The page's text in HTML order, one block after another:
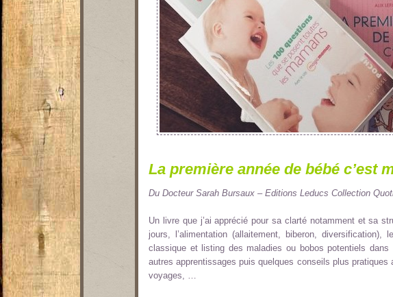
La première année de bébé c’est
Du Docteur Sarah Bursaux – Editions Leducs Collection
Un livre que j’ai apprécié pour sa clarté notamment et sa
jours, l’alimentation (allaitement, biberon,
classique et listing des maladies ou bobos potentiels
autres apprentissages puis quelques conseils plus
voyages, …